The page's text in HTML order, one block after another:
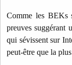
Comme les BEKs
preuves suggérant
qui sévissent sur
peut-être que la